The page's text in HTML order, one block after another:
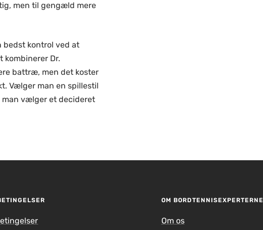
men til gengæld mere
bedst kontrol ved at
Dr.
battræ, men det koster
Vælger man en spillestil
man vælger et decideret
OM BORDTENNISEXPERTERNE
Om os